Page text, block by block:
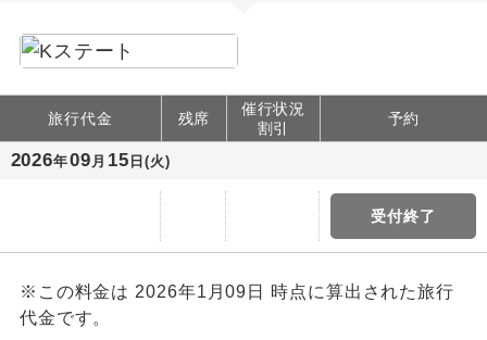
旅行代金 残席
催行状況
割引
予約
2026年09 月 15 日(火)
受付終了
※この料金は 2026年1月09日 時点に算出された旅行
代金です。